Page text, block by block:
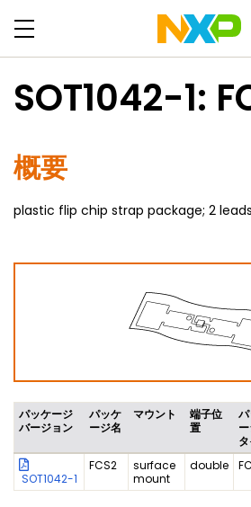
SOT1042-1:
概要
plastic flip chip strap package; 2
パッケージ
バージョン
パッケ
ージ名
マウント
端子位
置
SOT1042-1
FCS2
surface
mount
double